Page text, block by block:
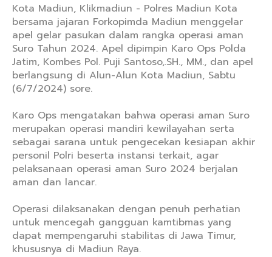
Kota Madiun, Klikmadiun - Polres Madiun Kota
bersama jajaran Forkopimda Madiun menggelar
apel gelar pasukan dalam rangka operasi aman
Suro Tahun 2024. Apel dipimpin Karo Ops Polda
Jatim, Kombes Pol. Puji Santoso,.SH., MM., dan apel
berlangsung di Alun-Alun Kota Madiun, Sabtu
(6/7/2024) sore.
Karo Ops mengatakan bahwa operasi aman Suro
merupakan operasi mandiri kewilayahan serta
sebagai sarana untuk pengecekan kesiapan akhir
personil Polri beserta instansi terkait, agar
pelaksanaan operasi aman Suro 2024 berjalan
aman dan lancar.
Operasi dilaksanakan dengan penuh perhatian
untuk mencegah gangguan kamtibmas yang
dapat mempengaruhi stabilitas di Jawa Timur,
khususnya di Madiun Raya.